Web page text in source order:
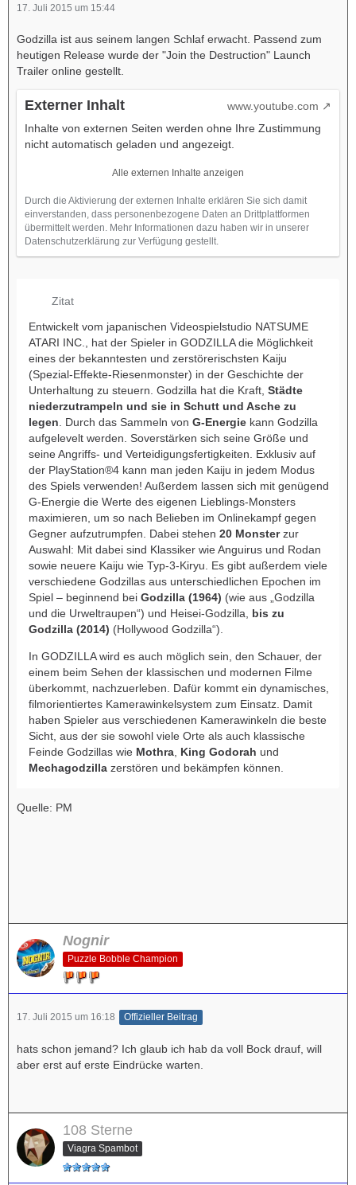
17. Juli 2015 um 15:44
Godzilla ist aus seinem langen Schlaf erwacht. Passend zum
heutigen Release wurde der "Join the Destruction" Launch
Trailer online gestellt.
Externer Inhalt
www.youtube.com
Inhalte von externen Seiten werden ohne Ihre Zustimmung
nicht automatisch geladen und angezeigt.
Alle externen Inhalte anzeigen
Durch die Aktivierung der externen Inhalte erklären Sie sich damit
einverstanden, dass personenbezogene Daten an Drittplattformen
übermittelt werden. Mehr Informationen dazu haben wir in unserer
Datenschutzerklärung zur Verfügung gestellt.
Zitat
Entwickelt vom japanischen Videospielstudio NATSUME
ATARI INC., hat der Spieler in GODZILLA die Möglichkeit
eines der bekanntesten und zerstörerischsten Kaiju
(Spezial-Effekte-Riesenmonster) in der Geschichte der
Unterhaltung zu steuern. Godzilla hat die Kraft, Städte
niederzutrampeln und sie in Schutt und Asche zu
legen . Durch das Sammeln von G-Energie kann Godzilla
aufgelevelt werden. Soverstärken sich seine Größe und
seine Angriffs- und Verteidigungsfertigkeiten. Exklusiv auf
der PlayStation®4 kann man jeden Kaiju in jedem Modus
des Spiels verwenden! Außerdem lassen sich mit genügend
G-Energie die Werte des eigenen Lieblings-Monsters
maximieren, um so nach Belieben im Onlinekampf gegen
Gegner aufzutrumpfen. Dabei stehen 20 Monsterzur
Auswahl: Mit dabei sind Klassiker wie Anguirus und Rodan
sowie neuere Kaiju wie Typ-3-Kiryu. Es gibt außerdem viele
verschiedene Godzillas aus unterschiedlichen Epochen im
Spiel – beginnend bei Godzilla (1964) (wie aus „Godzilla
und die Urweltraupen“) und Heisei-Godzilla, bis zu
Godzilla (2014) (Hollywood Godzilla“).
In GODZILLA wird es auch möglich sein, den Schauer, der
einem beim Sehen der klassischen und modernen Filme
überkommt, nachzuerleben. Dafür kommt ein dynamisches,
filmorientiertes Kamerawinkelsystem zum Einsatz. Damit
haben Spieler aus verschiedenen Kamerawinkeln die beste
Sicht, aus der sie sowohl viele Orte als auch klassische
Feinde Godzillas wie Mothra King Godorah und
Mechagodzilla zerstören und bekämpfen können.
Quelle: PM
Nognir
Puzzle Bobble Champion
17. Juli 2015 um 16:18 Offizieller Beitrag
hats schon jemand? Ich glaub ich hab da voll Bock drauf, will
aber erst auf erste Eindrücke warten.
108 Sterne
Viagra Spambot